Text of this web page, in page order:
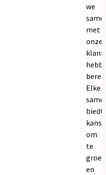
we
met
onze
Elke
biedt
om
te
en